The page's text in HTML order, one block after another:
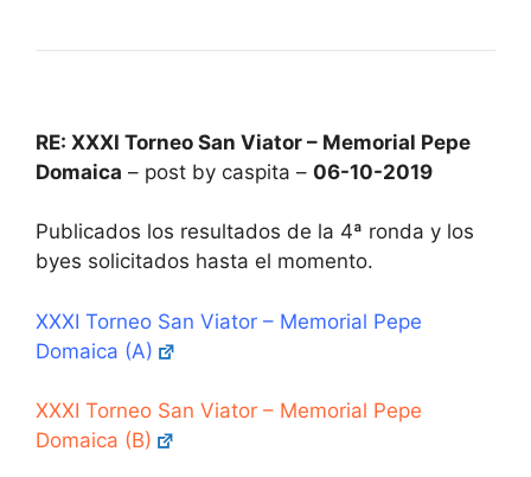
RE: XXXI Torneo San Viator – Memorial Pepe
Domaica – post by caspita – 06-10-2019
Publicados los resultados de la 4ª ronda y los
byes solicitados hasta el momento.
XXXI Torneo San Viator – Memorial Pepe
Domaica (A)
XXXI Torneo San Viator – Memorial Pepe
Domaica (B)